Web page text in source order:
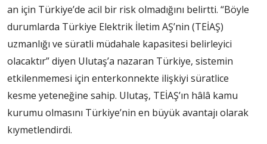
an için Türkiye’de acil bir risk olmadığını belirtti. “Böyle
durumlarda Türkiye Elektrik İletim AŞ’nin (TEİAŞ)
uzmanlığı ve süratli müdahale kapasitesi belirleyici
olacaktır” diyen Ulutaş’a nazaran Türkiye, sistemin
etkilenmemesi için enterkonnekte ilişkiyi süratlice
kesme yeteneğine sahip. Ulutaş, TEİAŞ’ın hâlâ kamu
kurumu olmasını Türkiye’nin en büyük avantajı olarak
kıymetlendirdi.